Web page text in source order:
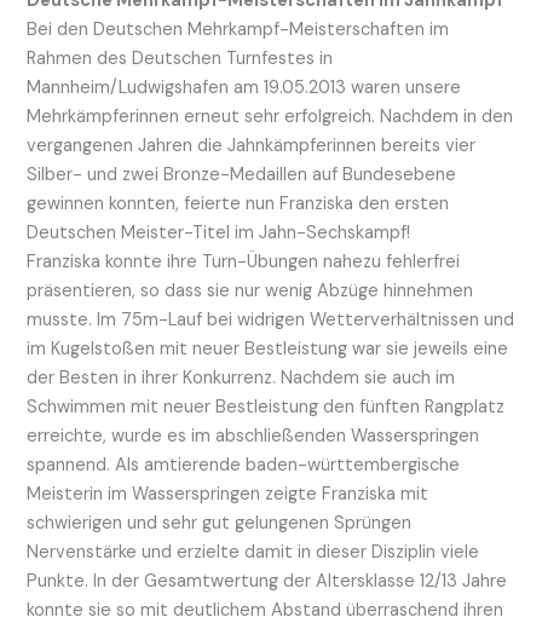
Bei den Deutschen Mehrkampf-Meisterschaften im
Rahmen des Deutschen Turnfestes in
Mannheim/Ludwigshafen am 19.05.2013 waren unsere
Mehrkämpferinnen erneut sehr erfolgreich. Nachdem in den
vergangenen Jahren die Jahnkämpferinnen bereits vier
Silber- und zwei Bronze-Medaillen auf Bundesebene
gewinnen konnten, feierte nun Franziska den ersten
Deutschen Meister-Titel im Jahn-Sechskampf!
Franziska konnte ihre Turn-Übungen nahezu fehlerfrei
präsentieren, so dass sie nur wenig Abzüge hinnehmen
musste. Im 75m-Lauf bei widrigen Wetterverhältnissen und
im Kugelstoßen mit neuer Bestleistung war sie jeweils eine
der Besten in ihrer Konkurrenz. Nachdem sie auch im
Schwimmen mit neuer Bestleistung den fünften Rangplatz
erreichte, wurde es im abschließenden Wasserspringen
spannend. Als amtierende baden-württembergische
Meisterin im Wasserspringen zeigte Franziska mit
schwierigen und sehr gut gelungenen Sprüngen
Nervenstärke und erzielte damit in dieser Disziplin viele
Punkte. In der Gesamtwertung der Altersklasse 12/13 Jahre
konnte sie so mit deutlichem Abstand überraschend ihren